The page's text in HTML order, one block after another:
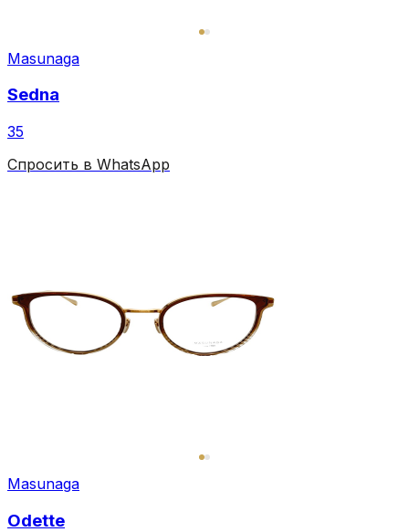
Masunaga
Sedna
35
Спросить в WhatsApp
Masunaga
Odette